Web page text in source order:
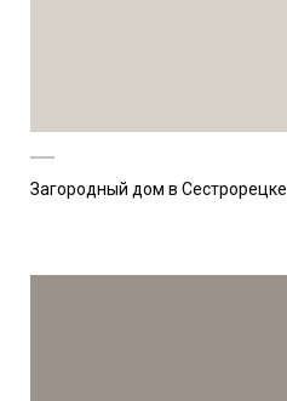
Загородный дом в Сестрорецке